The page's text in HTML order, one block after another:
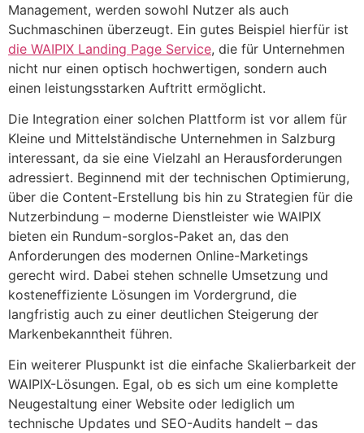
Management, werden sowohl Nutzer als auch
Suchmaschinen überzeugt. Ein gutes Beispiel hierfür ist
die WAIPIX Landing Page Service, die für Unternehmen
nicht nur einen optisch hochwertigen, sondern auch
einen leistungsstarken Auftritt ermöglicht.
Die Integration einer solchen Plattform ist vor allem für
Kleine und Mittelständische Unternehmen in Salzburg
interessant, da sie eine Vielzahl an Herausforderungen
adressiert. Beginnend mit der technischen Optimierung,
über die Content-Erstellung bis hin zu Strategien für die
Nutzerbindung – moderne Dienstleister wie WAIPIX
bieten ein Rundum-sorglos-Paket an, das den
Anforderungen des modernen Online-Marketings
gerecht wird. Dabei stehen schnelle Umsetzung und
kosteneffiziente Lösungen im Vordergrund, die
langfristig auch zu einer deutlichen Steigerung der
Markenbekanntheit führen.
Ein weiterer Pluspunkt ist die einfache Skalierbarkeit der
WAIPIX-Lösungen. Egal, ob es sich um eine komplette
Neugestaltung einer Website oder lediglich um
technische Updates und SEO-Audits handelt – das